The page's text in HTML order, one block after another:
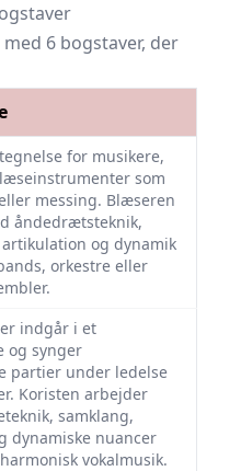
6 bogstaver, der
for musikere,
som
messing. Blæseren
åndedrætsteknik,
og dynamik
orkestre eller
indgår i et
og synger
partier under ledelse
Koristen arbejder
samklang,
dynamiske nuancer
vokalmusik.